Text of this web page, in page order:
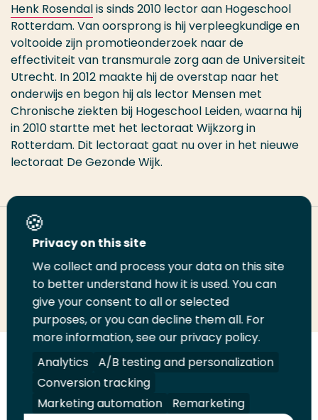
Henk Rosendalis sinds 2010 lector aan Hogeschool
Rotterdam. Van oorsprong is hij verpleegkundige en
voltooide zijn promotieonderzoek naar de
effectiviteit van transmurale zorg aan de Universiteit
Utrecht. In 2012 maakte hij de overstap naar het
onderwijs en begon hij als lector Mensen met
Chronische ziekten bij Hogeschool Leiden, waarna hij
in 2010 startte met het lectoraat Wijkzorg in
Rotterdam. Dit lectoraat gaat nu over in het nieuwe
lectoraat De Gezonde Wijk.
Deel deze pagina
Deel
LinkedIn
Deel
op
Twitter
Deel
op
Facebook
Email
deze
pagina
Print
deze
pagina
Volg
ons
op
LinkedIn
Volg
ons
op
Facebook
Volg
ons
op
YouTube
Volg
ons
op
Instagram
Juridisch Security A-Z Index
Contact
Privacy on this site
We collect and process your data on this site
to better understand how it is used. You can
give your consent to all or selected
purposes, or you can decline them all. For
more information, see our privacy policy.
Analytics
A/B testing and personalization
Conversion tracking
Marketing automation
Remarketing